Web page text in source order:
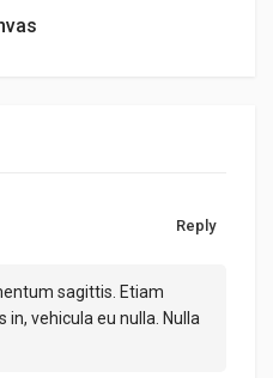
sagittis. Etiam
in, vehicula eu nulla. Nulla
Reply